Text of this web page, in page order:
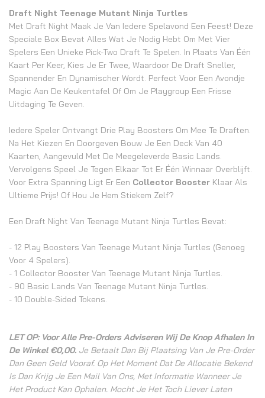
Draft Night Teenage Mutant Ninja Turtles
Met Draft Night Maak Je Van Iedere Spelavond Een Feest! Deze
Speciale Box Bevat Alles Wat Je Nodig Hebt Om Met Vier
Spelers Een Unieke Pick-Two Draft Te Spelen. In Plaats Van Één
Kaart Per Keer, Kies Je Er Twee, Waardoor De Draft Sneller,
Spannender En Dynamischer Wordt. Perfect Voor Een Avondje
Magic Aan De Keukentafel Of Om Je Playgroup Een Frisse
Uitdaging Te Geven.
Iedere Speler Ontvangt Drie Play Boosters Om Mee Te Draften.
Na Het Kiezen En Doorgeven Bouw Je Een Deck Van 40
Kaarten, Aangevuld Met De Meegeleverde Basic Lands.
Vervolgens Speel Je Tegen Elkaar Tot Er Één Winnaar Overblijft.
Voor Extra Spanning Ligt Er Een Collector Booster Klaar Als
Ultieme Prijs! Of Hou Je Hem Stiekem Zelf?
Een Draft Night Van Teenage Mutant Ninja Turtles Bevat:
- 12 Play Boosters Van Teenage Mutant Ninja Turtles (genoeg
Voor 4 Spelers).
- 1 Collector Booster Van Teenage Mutant Ninja Turtles.
- 90 Basic Lands Van Teenage Mutant Ninja Turtles.
- 10 Double-Sided Tokens.
LET OP: Voor Alle Pre-Orders Adviseren Wij De Knop Afhalen In
De Winkel €0,00. Je Betaalt Dan Bij Plaatsing Van Je Pre-Order
Dan Geen Geld Vooraf. Op Het Moment Dat De Allocatie Bekend
Is Dan Krijg Je Een Mail Van Ons, Met Informatie Wanneer Je
Het Product Kan Ophalen. Mocht Je Het Toch Liever Laten